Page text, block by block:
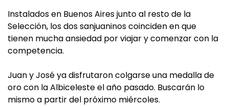
Instalados en Buenos Aires junto al resto de la
Selección, los dos sanjuaninos coinciden en que
tienen mucha ansiedad por viajar y comenzar con la
competencia.
Juan y José ya disfrutaron colgarse una medalla de
oro con la Albiceleste el año pasado. Buscarán lo
mismo a partir del próximo miércoles.